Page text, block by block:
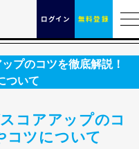
ログイン 無料登録
プのコツを徹底解説！
ついて
コアアップのコ
コツについて